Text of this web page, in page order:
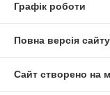
Графік роботи
Повна версія сайту
Сайт створено на